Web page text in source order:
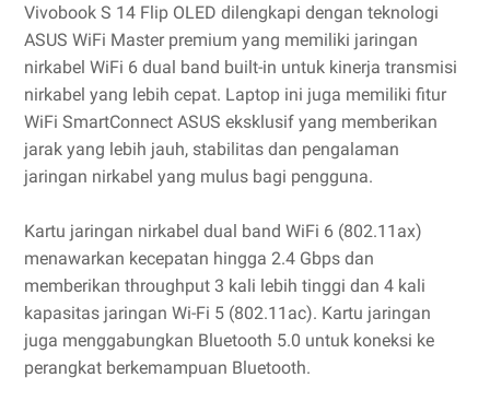
Vivobook S 14 Flip OLED dilengkapi dengan teknologi
ASUS WiFi Master premium yang memiliki jaringan
nirkabel WiFi 6 dual band built-in untuk kinerja transmisi
nirkabel yang lebih cepat. Laptop ini juga memiliki fitur
WiFi SmartConnect ASUS eksklusif yang memberikan
jarak yang lebih jauh, stabilitas dan pengalaman
jaringan nirkabel yang mulus bagi pengguna.
Kartu jaringan nirkabel dual band WiFi 6 (802.11ax)
menawarkan kecepatan hingga 2.4 Gbps dan
memberikan throughput 3 kali lebih tinggi dan 4 kali
kapasitas jaringan Wi-Fi 5 (802.11ac). Kartu jaringan
juga menggabungkan Bluetooth 5.0 untuk koneksi ke
perangkat berkemampuan Bluetooth.